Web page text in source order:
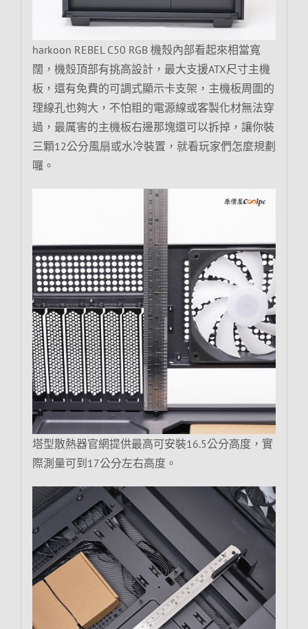
harkoon REBEL C50 RGB 機殼內部看起來相當寬
闊，機殼頂部有挑高設計，最大支援ATX尺寸主機
板，還有免費的可調式顯示卡支架，主機板周圍的
理線孔也夠大，不怕粗的電源線或客製化材無法穿
過，最厲害的主機板右邊那塊還可以拆掉，讓你裝
三顆12公分風扇或水冷裝置，就看玩家們怎麼規劃
囉。
塔型散熱器官網提供最高可安裝16.5公分高度，實
際測量可到17公分左右高度。